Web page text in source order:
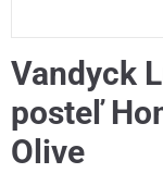
Vandyck
posteľ
Olive